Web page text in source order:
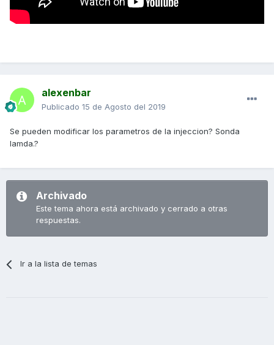
alexenbar
Publicado 15 de Agosto del 2019
Se pueden modificar los parametros de la injeccion? Sonda
lamda.?
Archivado
Este tema ahora está archivado y cerrado a otras
respuestas.
Ir a la lista de temas